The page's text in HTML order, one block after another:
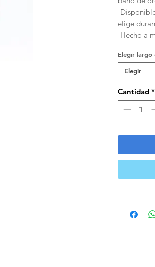
-
elige
-Hecho a
Elegir largo
Elegir
Cantidad *